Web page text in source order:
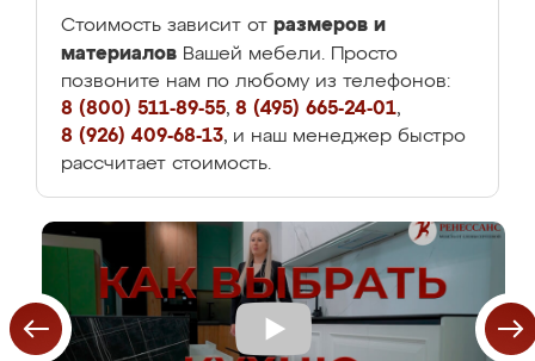
Стоимость зависит от размеров и
материалов Вашей мебели. Просто
позвоните нам по любому из телефонов:
8 (800) 511-89-55, 8 (495) 665-24-01,
8 (926) 409-68-13, и наш менеджер быстро
рассчитает стоимость.